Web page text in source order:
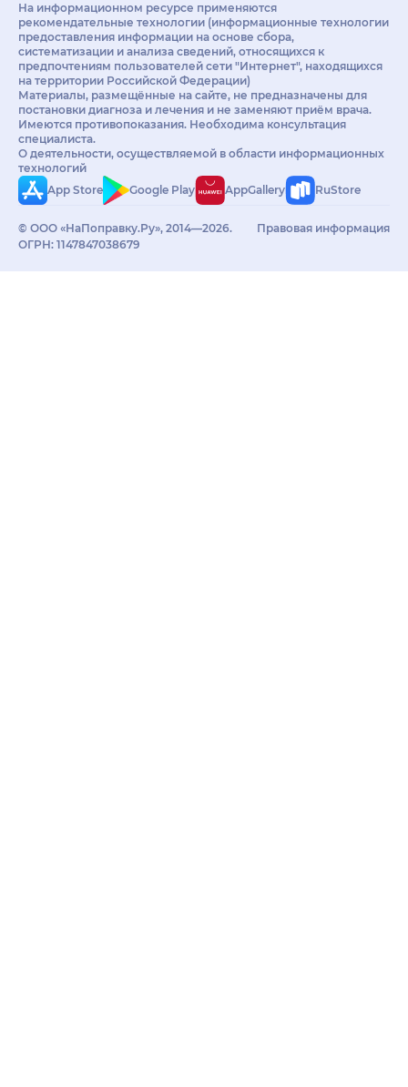
На информационном ресурсе применяются
рекомендательные технологии (информационные технологии
предоставления информации на основе сбора,
систематизации и анализа сведений, относящихся к
предпочтениям пользователей сети "Интернет", находящихся
на территории Российской Федерации)
Материалы, размещённые на сайте, не предназначены для
постановки диагноза и лечения и не заменяют приём врача.
Имеются противопоказания. Необходима консультация
специалиста.
О деятельности, осуществляемой в области информационных
технологий
App Store
Google Play AppGallery RuStore
© ООО «НаПоправку.Ру», 2014—2026.
ОГРН: 1147847038679
Правовая информация